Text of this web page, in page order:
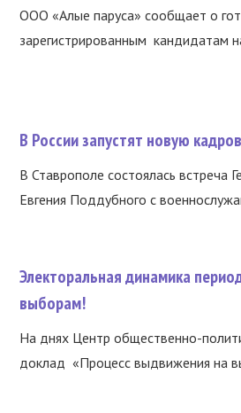
ООО «Алые паруса» сообщает о
зарегистрированным кандидатам
В России запустят новую
В Ставрополе состоялась встреча
Евгения Поддубного с
Электоральная динамика
выборам!
На днях Центр общественно-
доклад «Процесс выдвижения на